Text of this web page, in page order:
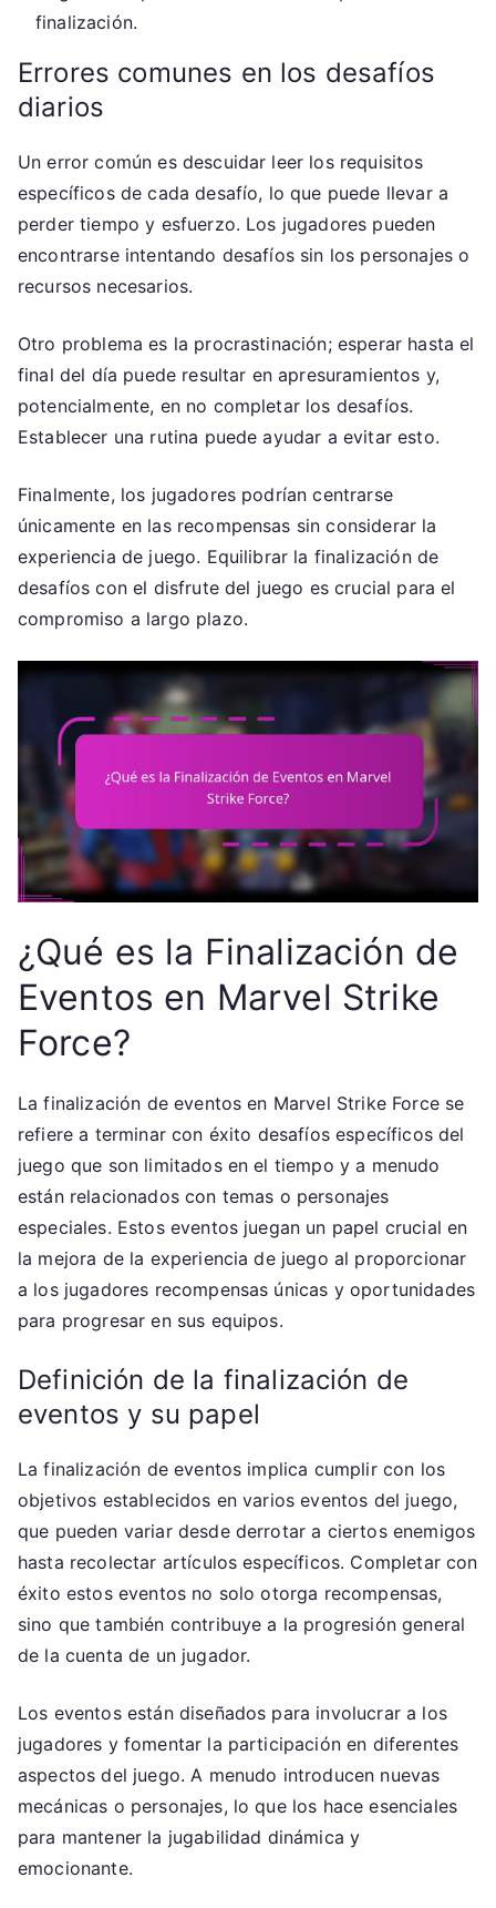
finalización.
Errores comunes en los desafíos
diarios
Un error común es descuidar leer los requisitos
específicos de cada desafío, lo que puede llevar a
perder tiempo y esfuerzo. Los jugadores pueden
encontrarse intentando desafíos sin los personajes o
recursos necesarios.
Otro problema es la procrastinación; esperar hasta el
final del día puede resultar en apresuramientos y,
potencialmente, en no completar los desafíos.
Establecer una rutina puede ayudar a evitar esto.
Finalmente, los jugadores podrían centrarse
únicamente en las recompensas sin considerar la
experiencia de juego. Equilibrar la finalización de
desafíos con el disfrute del juego es crucial para el
compromiso a largo plazo.
¿Qué es la Finalización de
Eventos en Marvel Strike
Force?
La finalización de eventos en Marvel Strike Force se
refiere a terminar con éxito desafíos específicos del
juego que son limitados en el tiempo y a menudo
están relacionados con temas o personajes
especiales. Estos eventos juegan un papel crucial en
la mejora de la experiencia de juego al proporcionar
a los jugadores recompensas únicas y oportunidades
para progresar en sus equipos.
Definición de la finalización de
eventos y su papel
La finalización de eventos implica cumplir con los
objetivos establecidos en varios eventos del juego,
que pueden variar desde derrotar a ciertos enemigos
hasta recolectar artículos específicos. Completar con
éxito estos eventos no solo otorga recompensas,
sino que también contribuye a la progresión general
de la cuenta de un jugador.
Los eventos están diseñados para involucrar a los
jugadores y fomentar la participación en diferentes
aspectos del juego. A menudo introducen nuevas
mecánicas o personajes, lo que los hace esenciales
para mantener la jugabilidad dinámica y
emocionante.